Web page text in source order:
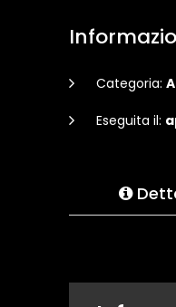
Categoria:
Eseguita il: